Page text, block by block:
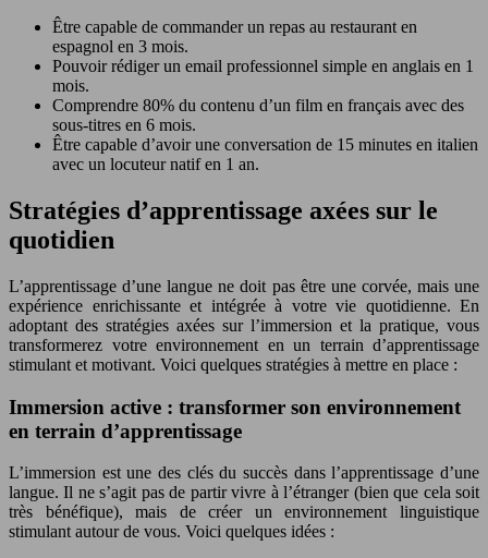
Être capable de commander un repas au restaurant en
espagnol en 3 mois.
Pouvoir rédiger un email professionnel simple en anglais en 1
mois.
Comprendre 80% du contenu d’un film en français avec des
sous-titres en 6 mois.
Être capable d’avoir une conversation de 15 minutes en italien
avec un locuteur natif en 1 an.
Stratégies d’apprentissage axées sur le
quotidien
L’apprentissage d’une langue ne doit pas être une corvée, mais une
expérience enrichissante et intégrée à votre vie quotidienne. En
adoptant des stratégies axées sur l’immersion et la pratique, vous
transformerez votre environnement en un terrain d’apprentissage
stimulant et motivant. Voici quelques stratégies à mettre en place :
Immersion active : transformer son environnement
en terrain d’apprentissage
L’immersion est une des clés du succès dans l’apprentissage d’une
langue. Il ne s’agit pas de partir vivre à l’étranger (bien que cela soit
très bénéfique), mais de créer un environnement linguistique
stimulant autour de vous. Voici quelques idées :